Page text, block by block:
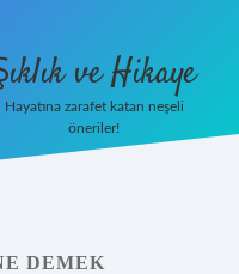
ve Hikaye
Hayatına zarafet katan neşeli
öneriler!
DEMEK